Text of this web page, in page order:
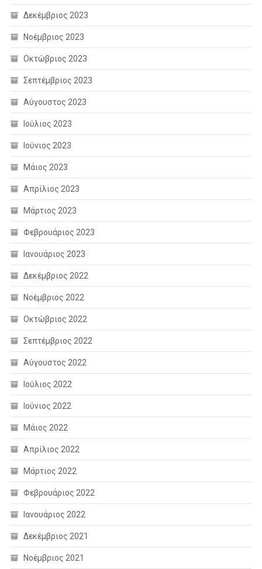
Δεκέμβριος 2023
Νοέμβριος 2023
Οκτώβριος 2023
Σεπτέμβριος 2023
Αύγουστος 2023
Ιούλιος 2023
Ιούνιος 2023
Μάιος 2023
Απρίλιος 2023
Μάρτιος 2023
Φεβρουάριος 2023
Ιανουάριος 2023
Δεκέμβριος 2022
Νοέμβριος 2022
Οκτώβριος 2022
Σεπτέμβριος 2022
Αύγουστος 2022
Ιούλιος 2022
Ιούνιος 2022
Μάιος 2022
Απρίλιος 2022
Μάρτιος 2022
Φεβρουάριος 2022
Ιανουάριος 2022
Δεκέμβριος 2021
Νοέμβριος 2021